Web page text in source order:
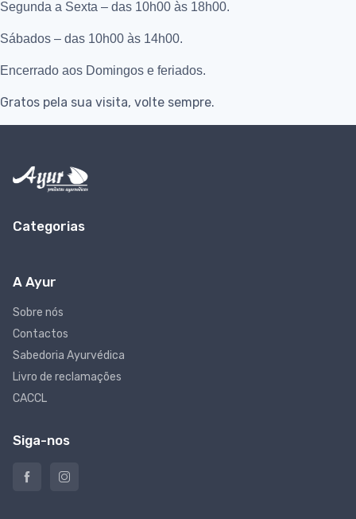
Segunda a Sexta – das 10h00 às 18h00.
Sábados – das 10h00 às 14h00.
Encerrado aos Domingos e feriados.
Gratos pela sua visita, volte sempre.
Categorias
A Ayur
Sobre nós
Contactos
Sabedoria Ayurvédica
Livro de reclamações
CACCL
Siga-nos